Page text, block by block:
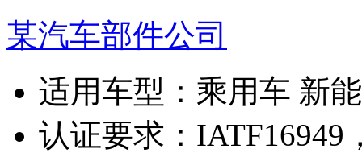
某汽车部件公司
适用车型： 乘用车 新
认证要求： IATF16949